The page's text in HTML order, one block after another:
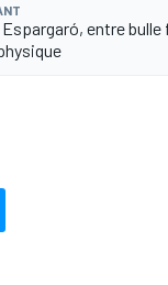
entre bulle